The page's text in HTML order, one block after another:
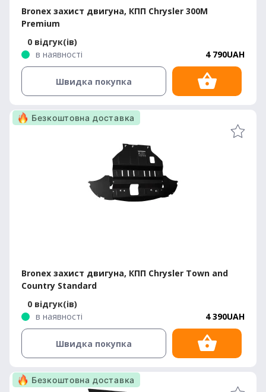
Bronex захист двигуна, КПП Chrysler 300М
Premium
0 відгук(ів)
в наявності
4 790UAH
Швидка покупка
Bronex захист двигуна, КПП Chrysler Town and
Country Standard
0 відгук(ів)
в наявності
4 390UAH
Безкоштовна доставка
Швидка покупка
Безкоштовна доставка